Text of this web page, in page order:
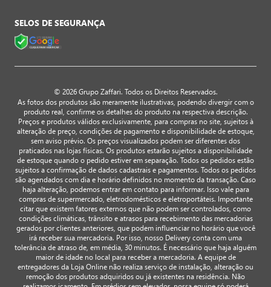
SELOS DE SEGURANÇA
© 2026 Grupo Zaffari. Todos os Direitos Reservados.
As fotos dos produtos são meramente ilustrativas, podendo divergir com o
produto real, confirme os detalhes do produto na respectiva descrição.
Preços e produtos válidos exclusivamente, para compras no site, sujeitos à
alteração de preço, condições de pagamento e disponibilidade de estoque,
sem aviso prévio. Os preços visualizados podem ser diferentes dos
praticados nas lojas físicas. Os produtos estarão sujeitos a disponibilidade
de estoque quando o pedido estiver em separação. Todos os pedidos estão
sujeitos a confirmação de dados cadastrais e pagamentos. Todos os pedidos
são agendados com dia e horário definidos no momento da transação. Caso
haja alteração, podemos entrar em contato para informar. Isso vale para
compras de supermercado, eletrodomésticos e eletroportáteis. Importante
citar que existem fatores externos que não podem ser controlados, como
condições climáticas, trânsito e atrasos para recebimento das mercadorias
gerados por clientes anteriores, que podem influenciar no horário que você
irá receber sua mercadoria. Por isso, nosso Delivery conta com uma
tolerância de atraso de, em média, 30 minutos. É necessário que haja alguém
maior de idade no local para receber a mercadoria. A equipe de
entregadores da Loja Online não realiza serviço de instalação, alteração ou
remoção dos produtos adquiridos ou já existentes na residência. Não